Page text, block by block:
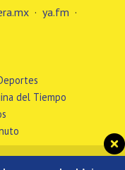
· ya.fm ·
del Tiempo